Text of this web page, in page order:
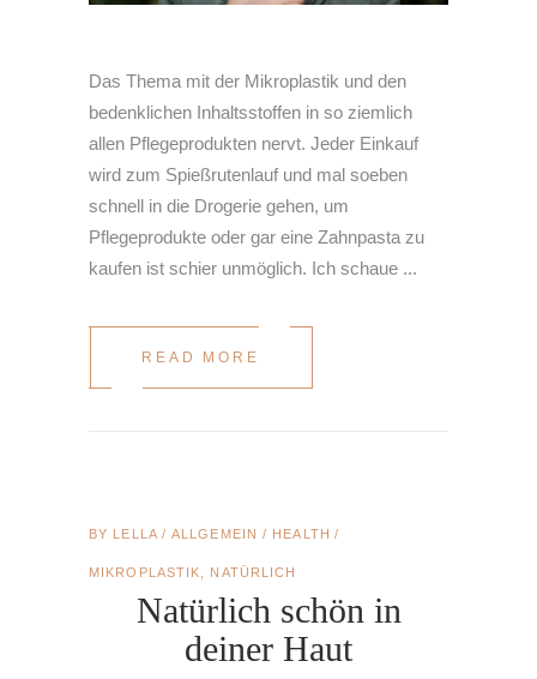
Das Thema mit der Mikroplastik und den
bedenklichen Inhaltsstoffen in so ziemlich
allen Pflegeprodukten nervt. Jeder Einkauf
wird zum Spießrutenlauf und mal soeben
schnell in die Drogerie gehen, um
Pflegeprodukte oder gar eine Zahnpasta zu
kaufen ist schier unmöglich. Ich schaue
READ MORE
BY LELLA ALLGEMEIN / HEALTH
MIKROPLASTIK NATÜRLICH
Natürlich schön in
deiner Haut